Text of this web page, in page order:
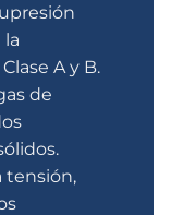
la
A y B.
de
tensión,